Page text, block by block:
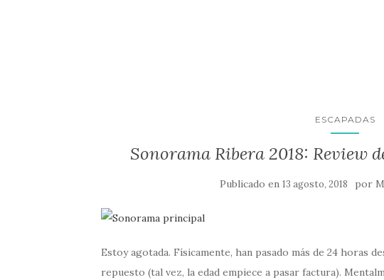
ESCAPADAS
Sonorama Ribera 2018: Review
Publicado en13 agosto, 2018 por
Estoy agotada. Físicamente, han pasado más de 24 horas
repuesto (tal vez, la edad empiece a pasar factura).